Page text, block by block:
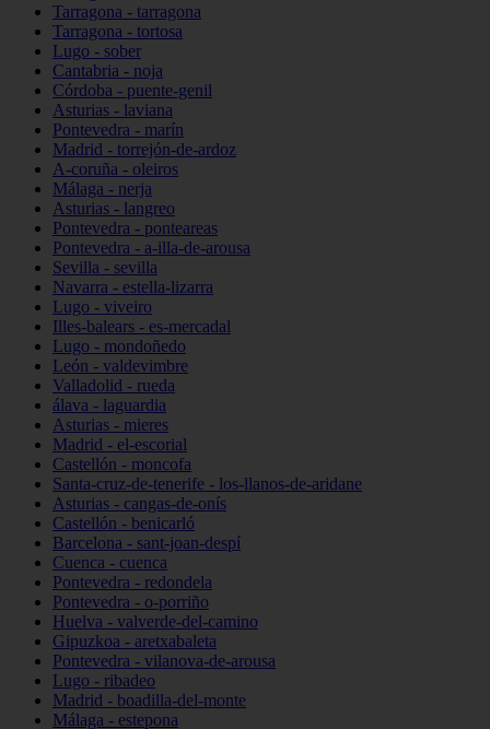
Tarragona - tarragona
Tarragona - tortosa
Lugo - sober
Cantabria - noja
Córdoba - puente-genil
Asturias - laviana
Pontevedra - marín
Madrid - torrejón-de-ardoz
A-coruña - oleiros
Málaga - nerja
Asturias - langreo
Pontevedra - ponteareas
Pontevedra - a-illa-de-arousa
Sevilla - sevilla
Navarra - estella-lizarra
Lugo - viveiro
Illes-balears - es-mercadal
Lugo - mondoñedo
León - valdevimbre
Valladolid - rueda
álava - laguardia
Asturias - mieres
Madrid - el-escorial
Castellón - moncofa
Santa-cruz-de-tenerife - los-llanos-de-aridane
Asturias - cangas-de-onís
Castellón - benicarló
Barcelona - sant-joan-despí
Cuenca - cuenca
Pontevedra - redondela
Pontevedra - o-porriño
Huelva - valverde-del-camino
Gipuzkoa - aretxabaleta
Pontevedra - vilanova-de-arousa
Lugo - ribadeo
Madrid - boadilla-del-monte
Málaga - estepona